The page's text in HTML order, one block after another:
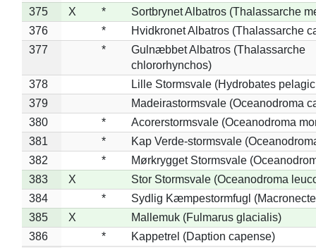
375
X *
Sortbrynet Albatros (Thalassarche
376
*
Hvidkronet Albatros (Thalassarche
377
*
Gulnæbbet Albatros (Thalassarche
chlororhynchos)
378
Lille Stormsvale (Hydrobates
379
Madeirastormsvale (Oceanodroma
380
*
Acorerstormsvale (Oceanodroma
381
*
Kap Verde-stormsvale
382
*
Mørkrygget Stormsvale
383
X
Stor Stormsvale (Oceanodroma
384
*
Sydlig Kæmpestormfugl
385
X
Mallemuk (Fulmarus glacialis)
386
*
Kappetrel (Daption capense)